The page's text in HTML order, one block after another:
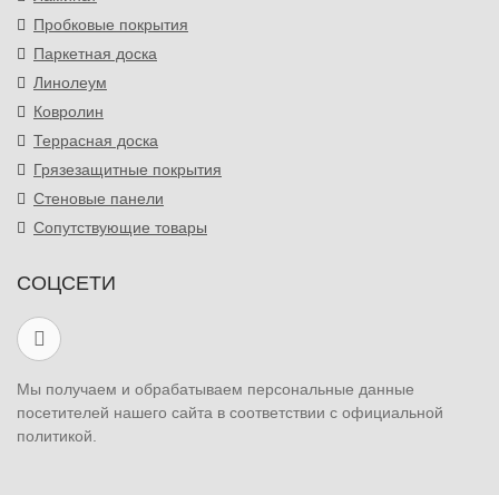
Пробковые покрытия
Паркетная доска
Линолеум
Ковролин
Террасная доска
Грязезащитные покрытия
Стеновые панели
Сопутствующие товары
СОЦСЕТИ
Мы получаем и обрабатываем персональные данные
посетителей нашего сайта в соответствии с официальной
политикой.